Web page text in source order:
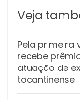
Veja
Pela primeira
recebe
atuação de
tocantinense